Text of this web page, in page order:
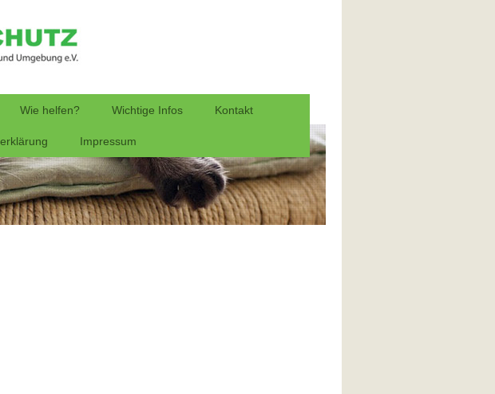
Wie helfen? Wichtige Infos Kontakt
Impressum